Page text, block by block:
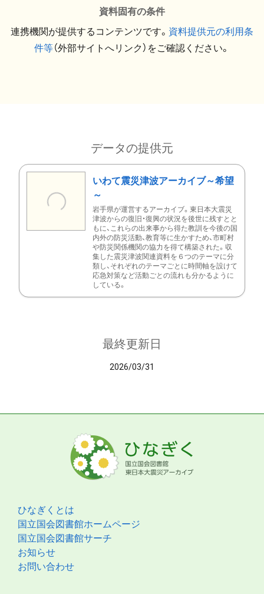
資料固有の条件
連携機関が提供するコンテンツです。 資料提供元の利用条
件等（外部サイトへリンク）をご確認ください。
データの提供元
いわて震災津波アーカイブ～希望
～
岩手県が運営するアーカイブ。東日本大震災
津波からの復旧・復興の状況を後世に残すとと
もに、これらの出来事から得た教訓を今後の国
内外の防災活動、教育等に生かすため、市町村
や防災関係機関の協力を得て構築された。収
集した震災津波関連資料を６つのテーマに分
類し、それぞれのテーマごとに時間軸を設けて
応急対策など活動ごとの流れも分かるように
している。
最終更新日
2026/03/31
ひなぎくとは
国立国会図書館ホームページ
国立国会図書館サーチ
お知らせ
お問い合わせ